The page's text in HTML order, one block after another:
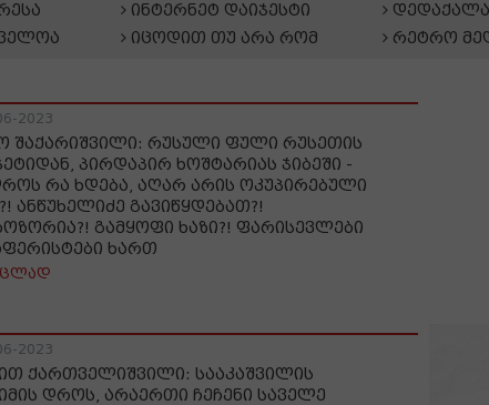
ინტერნეტ დაიჯესტი
იცოდით თუ არა რომ
რეტრო
2023
შაქარიშვილი: რუსული ფული რუსეთის
პირდაპირ ხოშტარიას ჯიბეში -
რა ხდება, აღარ არის ოკუპირებული
ანწუხელიძე გავიწყდებათ?!
გამყოფი ხაზი?! ფარისევლები
ხართ
2023
ქართველიშვილი: სააკაშვილის
დროს, არაერთი ჩეჩენი საველე